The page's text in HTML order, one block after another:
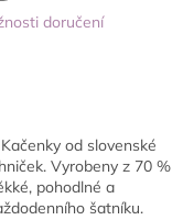
doručení
od slovenské
Vyrobeny z 70 %
pohodlné a
šatníku.